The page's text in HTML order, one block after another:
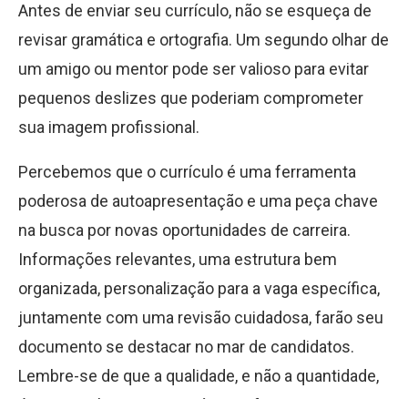
Antes de enviar seu currículo, não se esqueça de
revisar gramática e ortografia. Um segundo olhar de
um amigo ou mentor pode ser valioso para evitar
pequenos deslizes que poderiam comprometer
sua imagem profissional.
Percebemos que o currículo é uma ferramenta
poderosa de autoapresentação e uma peça chave
na busca por novas oportunidades de carreira.
Informações relevantes, uma estrutura bem
organizada, personalização para a vaga específica,
juntamente com uma revisão cuidadosa, farão seu
documento se destacar no mar de candidatos.
Lembre-se de que a qualidade, e não a quantidade,